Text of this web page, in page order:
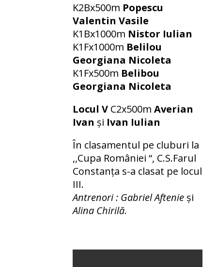
K2Bx500m Popescu
Valentin Vasile
K1Bx1000m Nistor Iulian
K1Fx1000m Belilou
Georgiana Nicoleta
K1Fx500m Belibou
Georgiana Nicoleta
Locul V C2x500m Averian
Ivan și Ivan Iulian
În clasamentul pe cluburi la
,,Cupa României “, C.S.Farul
Constanța s-a clasat pe locul
III.
Antrenori : Gabriel Aftenie și
Alina Chirilă.